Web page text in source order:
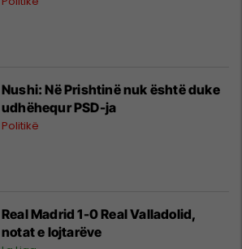
Nushi: Në Prishtinë nuk është duke
udhëhequr PSD-ja
Politikë
Real Madrid 1-0 Real Valladolid,
notat e lojtarëve